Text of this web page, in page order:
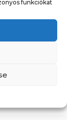
funkciókat
,